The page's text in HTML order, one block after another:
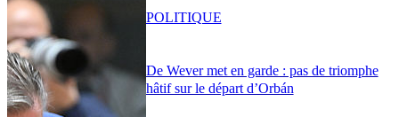
De Wever met en garde : pas de triomphe
hâtif sur le départ d’Orbán
POLITIQUE